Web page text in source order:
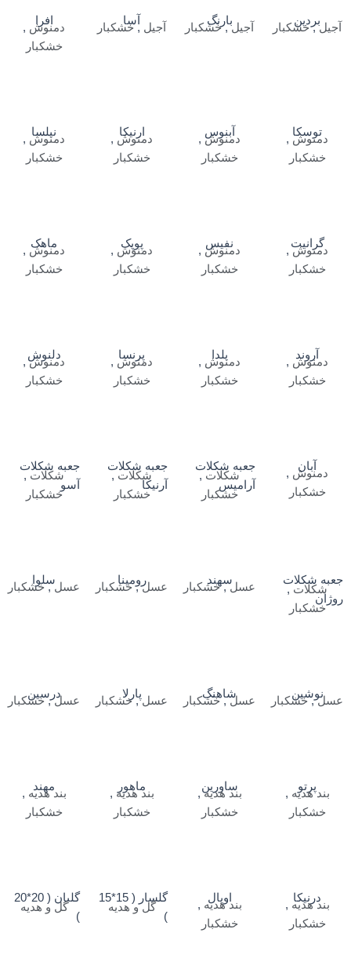
بردین
آجیل, خشکبار
بارنگ
آجیل, خشکبار
آسا
آجیل , خشکبار
افرا
دمنوش ,
خشکبار
توسکا
دمنوش ,
خشکبار
آبنوس
دمنوش ,
خشکبار
ارنیکا
دمنوش ,
خشکبار
نیلسا
دمنوش ,
خشکبار
گرانیت
دمنوش,
خشکبار
نفیس
دمنوش ,
خشکبار
پوپک
دمنوش ,
خشکبار
ماهک
دمنوش ,
خشکبار
آروند
دمنوش ,
خشکبار
یلدا
دمنوش ,
خشکبار
پرنسا
دمنوش ,
خشکبار
دلنوش
دمنوش,
خشکبار
آبان
دمنوش ,
خشکبار
جعبه شکلات
آرامیس
شکلات ,
خشکبار
جعبه شکلات
آرنیکا
شکلات ,
خشکبار
جعبه شکلات
آسو
شکلات ,
خشکبار
جعبه شکلات
روژان
شکلات ,
خشکبار
سهند
عسل, خشکبار
رومینا
عسل, خشکبار
سلوا
عسل, خشکبار
نوشین
عسل, خشکبار
شاهنگ
عسل, خشکبار
پارلا
عسل, خشکبار
درسین
عسل, خشکبار
پرتو
بند هدیه ,
خشکبار
ساورین
بند هدیه,
خشکبار
ماهور
بند هدیه ,
خشکبار
مهند
بند هدیه ,
خشکبار
درنیکا
بند هدیه ,
خشکبار
اوپال
بند هدیه ,
خشکبار
گلسار ( 15*15
)
گل و هدیه
گلبان ( 20*20
)
گل و هدیه